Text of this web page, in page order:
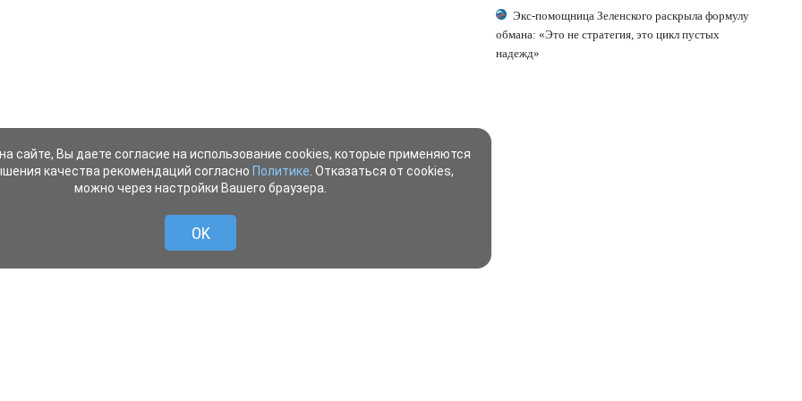
Экс-помощница Зеленского раскрыла формулу
обмана: «Это не стратегия, это цикл пустых
надежд»
сайте, Вы даете согласие на использование cookies, которые применяются
качества рекомендаций согласно Политике . Отказаться от cookies,
можно через настройки Вашего браузера.
OK